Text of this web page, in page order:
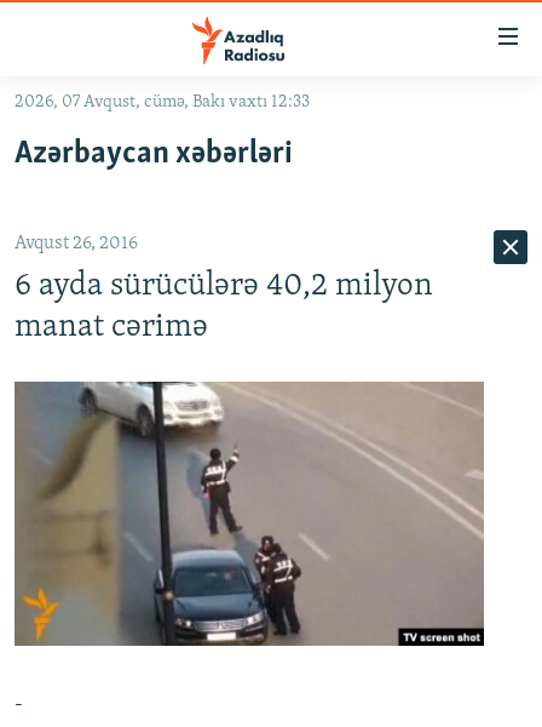
Əsas
qayıt
qayıt
Axtarışa
#ƏSLINDƏ
FƏRQƏ BAX
ARAŞDIRMA
MULTIMEDIA
VIDEO
İNFOQRAFIKA
KARIKATURA
RADIO ARXIV
AZƏRBAYCAN ƏDƏBIYYATI KITABXANASI
İSLAM VƏ DEMOKRATIYA
MISSIYAMIZ
PEŞƏ ETIKASI VƏ JURNALISTIKA STANDARTLARIMIZ
BIZI IZLƏ
2026, 07 Avqust, cümə, Bakı vaxtı 12:33
Azərbaycan xəbərləri
Avqust 26, 2016
6 ayda sürücülərə 40,2 milyon
manat cərimə
-